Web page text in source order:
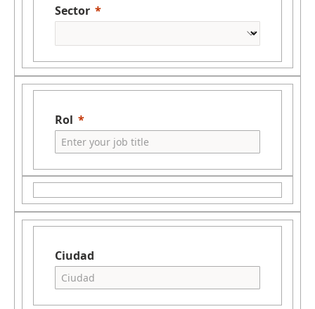
Sector
Rol
Ciudad